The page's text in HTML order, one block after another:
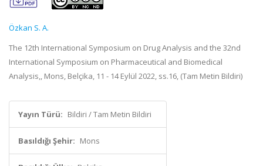
Özkan S. A.
The 12th International Symposium on Drug Analysis and the 32nd
International Symposium on Pharmaceutical and Biomedical
Analysis,, Mons, Belçika, 11 - 14 Eylül 2022, ss.16, (Tam Metin Bildiri)
Yayın Türü: Bildiri / Tam Metin Bildiri
Basıldığı Şehir: Mons